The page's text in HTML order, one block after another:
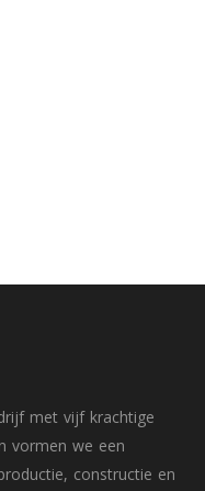
met vijf krachtige
vormen we een
constructie en